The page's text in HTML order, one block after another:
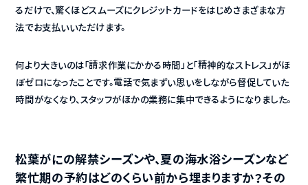
るだけで、驚くほどスムーズにクレジットカードをはじめさまざまな方
法でお支払いいただけます。
何より大きいのは「請求作業にかかる時間」と「精神的なストレス」がほ
ぼゼロになったことです。電話で気まずい思いをしながら督促していた
時間がなくなり、スタッフがほかの業務に集中できるようになりました。
松葉がにの解禁シーズンや、夏の海水浴シーズンなど
繁忙期の予約はどのくらい前から埋まりますか？その